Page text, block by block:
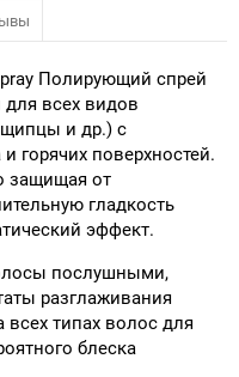
Полирующий спрей
для всех видов
и др.) с
горячих поверхностей.
защищая от
гладкость
эффект.
послушными,
разглаживания
типах волос для
блеска